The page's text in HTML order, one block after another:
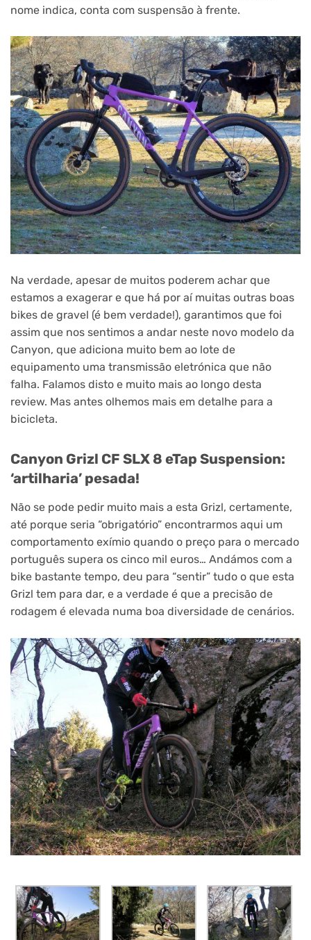
nome indica, conta com suspensão à frente.
Na verdade, apesar de muitos poderem achar que
estamos a exagerar e que há por aí muitas outras boas
bikes de gravel (é bem verdade!), garantimos que foi
assim que nos sentimos a andar neste novo modelo da
Canyon, que adiciona muito bem ao lote de
equipamento uma transmissão eletrónica que não
falha. Falamos disto e muito mais ao longo desta
review. Mas antes olhemos mais em detalhe para a
bicicleta.
Canyon Grizl CF SLX 8 eTap Suspension:
‘artilharia’ pesada!
Não se pode pedir muito mais a esta Grizl, certamente,
até porque seria “obrigatório” encontrarmos aqui um
comportamento exímio quando o preço para o mercado
português supera os cinco mil euros… Andámos com a
bike bastante tempo, deu para “sentir” tudo o que esta
Grizl tem para dar, e a verdade é que a precisão de
rodagem é elevada numa boa diversidade de cenários.